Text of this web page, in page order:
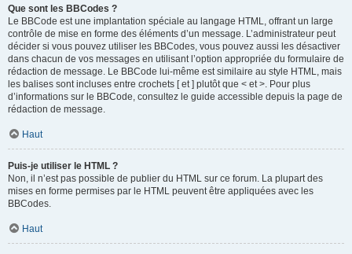
Que sont les BBCodes ?
Le BBCode est une implantation spéciale au langage HTML, offrant un large
contrôle de mise en forme des éléments d’un message. L’administrateur peut
décider si vous pouvez utiliser les BBCodes, vous pouvez aussi les désactiver
dans chacun de vos messages en utilisant l’option appropriée du formulaire de
rédaction de message. Le BBCode lui-même est similaire au style HTML, mais
les balises sont incluses entre crochets [ et ] plutôt que < et >. Pour plus
d’informations sur le BBCode, consultez le guide accessible depuis la page de
rédaction de message.
Haut
Puis-je utiliser le HTML ?
Non, il n’est pas possible de publier du HTML sur ce forum. La plupart des
mises en forme permises par le HTML peuvent être appliquées avec les
BBCodes.
Haut